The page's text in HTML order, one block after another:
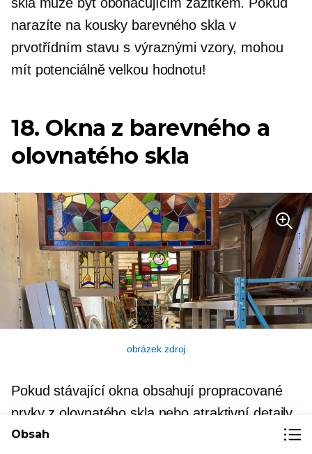
narazíte na kousky barevného skla v
prvotřídním stavu s výraznými vzory, mohou
mít potenciálně velkou hodnotu!
18. Okna z barevného a
olovnatého skla
obrázek zdroj
Pokud stávající okna obsahují propracované
prvky z olovnatého skla nebo atraktivní detaily
z barevného skla, mohou stát za hodně peněz.
Obsah